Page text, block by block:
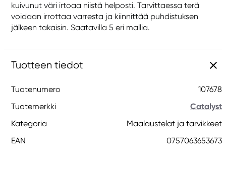
kuivunut väri irtoaa niistä helposti. Tarvittaessa terä
voidaan irrottaa varresta ja kiinnittää puhdistuksen
jälkeen takaisin. Saatavilla 5 eri mallia.
Tuotteen tiedot
Tuotenumero
107678
Tuotemerkki
Catalyst
Kategoria
Maalaustelat ja tarvikkeet
EAN
0757063653673